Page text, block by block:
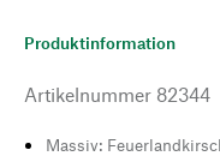
Produktinformation
Artikelnummer 82344
Massiv: